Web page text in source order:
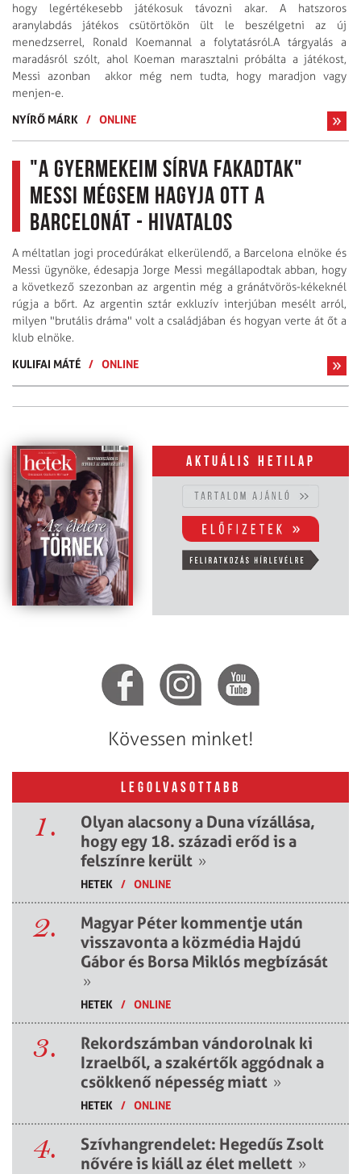
hogy legértékesebb játékosuk távozni akar. A hatszoros
aranylabdás játékos csütörtökön ült le beszélgetni az új
menedzserrel, Ronald Koemannal a folytatásról.A tárgyalás a
maradásról szólt, ahol Koeman marasztalni próbálta a játékost,
Messi azonban akkor még nem tudta, hogy maradjon vagy
menjen-e.
NYÍRŐ MÁRK
/ ONLINE
"A gyermekeim sírva fakadtak"
Messi mégsem hagyja ott a
Barcelonát - hivatalos
A méltatlan jogi procedúrákat elkerülendő, a Barcelona elnöke és
Messi ügynöke, édesapja Jorge Messi megállapodtak abban, hogy
a következő szezonban az argentin még a gránátvörös-kékeknél
rúgja a bőrt. Az argentin sztár exkluzív interjúban mesélt arról,
milyen "brutális dráma" volt a családjában és hogyan verte át őt a
klub elnöke.
KULIFAI MÁTÉ / ONLINE
Aktuális hetilap
Kövessen minket!
LEGOLVASOTTABB
1.
Olyan alacsony a Duna vízállása,
hogy egy 18. századi erőd is a
felszínre került »
HETEK / ONLINE
2.
Magyar Péter kommentje után
visszavonta a közmédia Hajdú
Gábor és Borsa Miklós megbízását
»
HETEK / ONLINE
3.
Rekordszámban vándorolnak ki
Izraelből, a szakértők aggódnak a
csökkenő népesség miatt »
HETEK / ONLINE
4.
Szívhangrendelet: Hegedűs Zsolt
nővére is kiáll az élet mellett »